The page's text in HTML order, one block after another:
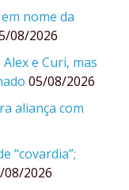
nome da
08/2026
e Curi, mas
05/08/2026
aliança com
“covardia”;
08/2026